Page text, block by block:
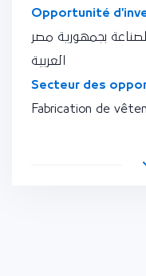
Opportunité
بجمهورية مصر
العربية
Secteur des
Fabrication de